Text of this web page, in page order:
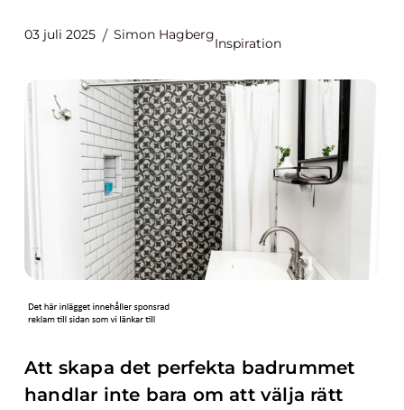
03 juli 2025 Simon Hagberg
Inspiration
Att skapa det perfekta badrummet
handlar inte bara om att välja rätt